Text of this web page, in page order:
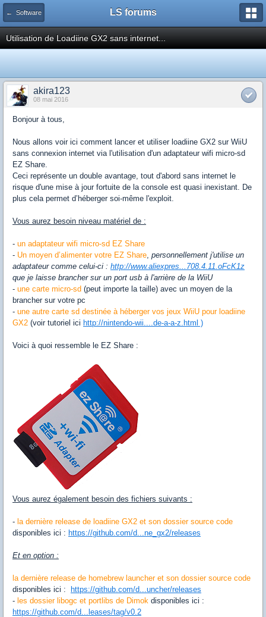
← Software LS forums
Utilisation de Loadiine GX2 sans internet...
akira123
08 mai 2016
Bonjour à tous,
Nous allons voir ici comment lancer et utiliser loadiine GX2 sur WiiU
sans connexion internet via l'utilisation d'un adaptateur wifi micro-sd
EZ Share.
Ceci représente un double avantage, tout d'abord sans internet le
risque d'une mise à jour fortuite de la console est quasi inexistant. De
plus cela permet d’héberger soi-même l'exploit.
Vous aurez besoin niveau matériel de :
- un adaptateur wifi micro-sd EZ Share
- Un moyen d’alimenter votre EZ Share, personnellement j'utilise un
adaptateur comme celui-ci : http://www.aliexpres...708.4.11.oFcK1z
que je laisse brancher sur un port usb à l'arrière de la WiiU
- une carte micro-sd (peut importe la taille) avec un moyen de la
brancher sur votre pc
- une autre carte sd destinée à héberger vos jeux WiiU pour loadiine
GX2 (voir tutoriel ici http://nintendo-wii....de-a-a-z.html )
Voici à quoi ressemble le EZ Share :
Vous aurez également besoin des fichiers suivants :
- la dernière release de loadiine GX2 et son dossier source code
disponibles ici : https://github.com/d...ne_gx2/releases
Et en option :
la dernière release de homebrew launcher et son dossier source code
disponibles ici :
https://github.com/d...uncher/releases
- les dossier libogc et portlibs de Dimok disponibles ici :
https://github.com/d...leases/tag/v0.2